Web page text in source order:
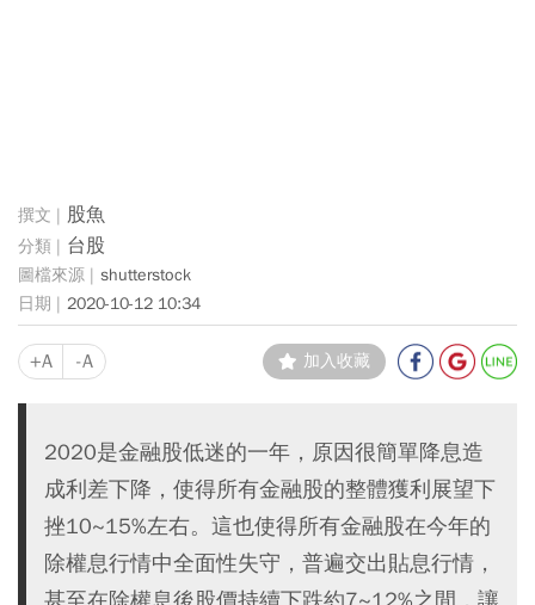
股魚
台股
shutterstock
2020-10-12 10:34
+A -A 加入收藏
2020是金融股低迷的一年，原因很簡單降息造
成利差下降，使得所有金融股的整體獲利展望下
挫10~15%左右。這也使得所有金融股在今年的
除權息行情中全面性失守，普遍交出貼息行情，